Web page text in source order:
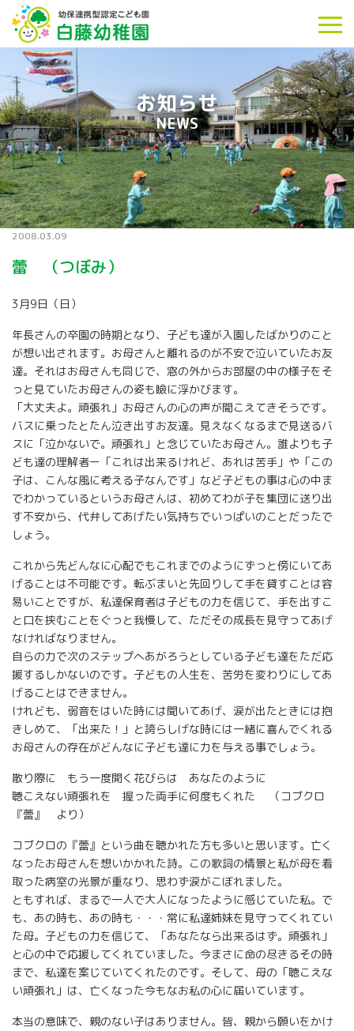
お知らせ
NEWS
2008.03.09
蕾 （つぼみ）
3月9日（日）
年長さんの卒園の時期となり、子ども達が入園したばかりのこと
が想い出されます。お母さんと離れるのが不安で泣いていたお友
達。それはお母さんも同じで、窓の外からお部屋の中の様子をそ
っと見ていたお母さんの姿も瞼に浮かびます。
「大丈夫よ。頑張れ」お母さんの心の声が聞こえてきそうです。
バスに乗ったとたん泣き出すお友達。見えなくなるまで見送るバ
スに「泣かないで。頑張れ」と念じていたお母さん。誰よりも子
ども達の理解者ー「これは出来るけれど、あれは苦手」や「この
子は、こんな風に考える子なんです」など子どもの事は心の中ま
でわかっているというお母さんは、初めてわが子を集団に送り出
す不安から、代弁してあげたい気持ちでいっぱいのことだったで
しょう。
これから先どんなに心配でもこれまでのようにずっと傍にいてあ
げることは不可能です。転ぶまいと先回りして手を貸すことは容
易いことですが、私達保育者は子どもの力を信じて、手を出すこ
と口を挟むことをぐっと我慢して、ただその成長を見守ってあげ
なければなりません。
自らの力で次のステップへあがろうとしている子ども達をただ応
援するしかないのです。子どもの人生を、苦労を変わりにしてあ
げることはできません。
けれども、弱音をはいた時には聞いてあげ、涙が出たときには抱
きしめて、「出来た！」と誇らしげな時には一緒に喜んでくれる
お母さんの存在がどんなに子ども達に力を与える事でしょう。
散り際に もう一度開く花びらは あなたのように
聴こえない頑張れを 握った両手に何度もくれた （コブクロ
『蕾』 より）
コブクロの『蕾』という曲を聴かれた方も多いと思います。亡く
なったお母さんを想いかかれた詩。この歌詞の情景と私が母を看
取った病室の光景が重なり、思わず涙がこぼれました。
ともすれば、まるで一人で大人になったように感じていた私。で
も、あの時も、あの時も・・・常に私達姉妹を見守ってくれてい
た母。子どもの力を信じて、「あなたなら出来るはず。頑張れ」
と心の中で応援してくれていました。今まさに命の尽きるその時
まで、私達を案じていてくれたのです。そして、母の「聴こえな
い頑張れ」は、亡くなった今もなお私の心に届いています。
本当の意味で、親のない子はありません。皆、親から願いをかけ